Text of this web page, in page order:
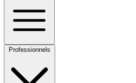
Professionnels